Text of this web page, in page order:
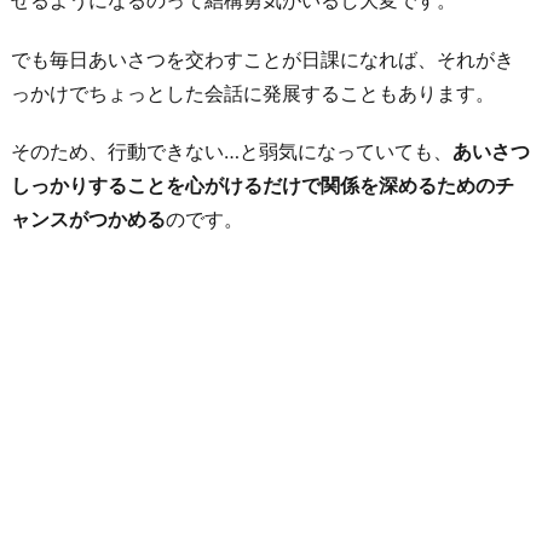
でも毎日あいさつを交わすことが日課になれば、それがき
っかけでちょっとした会話に発展することもあります。
そのため、行動できない…と弱気になっていても、 あいさつ
しっかりすることを心がけるだけで関係を深めるためのチ
ャンスがつかめるのです。